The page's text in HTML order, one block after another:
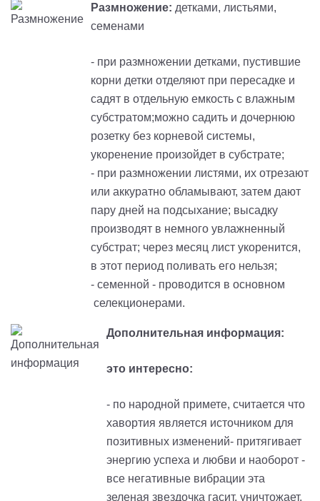
Размножение: детками, листьями,
семенами
- при размножении детками, пустившие
корни детки отделяют при пересадке и
садят в отдельную емкость с влажным
субстратом;можно садить и дочернюю
розетку без корневой системы,
укоренение произойдет в субстрате;
- при размножении листями, их отрезают
или аккуратно обламывают, затем дают
пару дней на подсыхание; высадку
производят в немного увлажненный
субстрат; через месяц лист укоренится,
в этот период поливать его нельзя;
- семенной - проводится в основном
селекционерами.
Дополнительная информация:
это интересно:
- по народной примете, считается что
хавортия является источником для
позитивных изменений- притягивает
энергию успеха и любви и наоборот -
все негативные вибрации эта
зеленая звездочка гасит, уничтожает,